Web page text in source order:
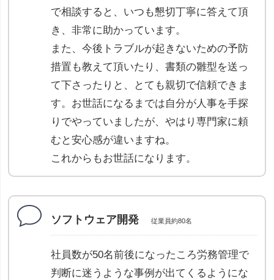
で相談すると、いつも懇切丁寧に答えて頂
き、非常に助かっています。
また、今後トラブルが起きないための予防
措置も教えて頂いたり、書類の雛型を送っ
て下さったりと、とても親切で信頼できま
す。お世話になるまでは自分が人事を手探
りでやっていましたが、やはり専門家に頼
むと安心感が違いますね。
これからもお世話になります。
ソフトウェア開発 従業員約80名
社員数が50名前後になったころ労務管理で
判断に迷うような事例が出てくるようにな